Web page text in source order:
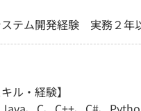
ステム開発経験 実務２年
ル・経験】